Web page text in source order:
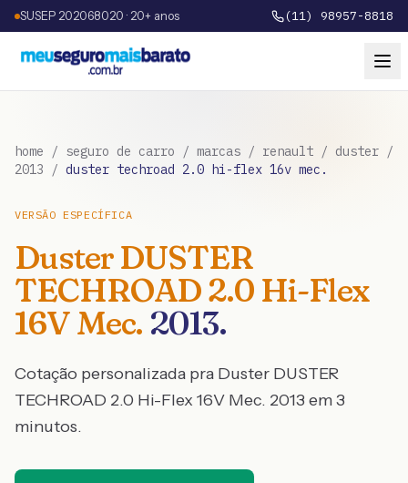
SUSEP 202068020 · 20+ anos (11) 98957-8818
home / seguro de carro / marcas / renault / duster /
2013 / duster techroad 2.0 hi-flex 16v mec.
VERSÃO ESPECÍFICA
DusterDUSTER
TECHROAD 2.0 Hi-Flex
16V Mec. 2013.
Cotação personalizada pra Duster DUSTER
TECHROAD 2.0 Hi-Flex 16V Mec. 2013 em 3
minutos.